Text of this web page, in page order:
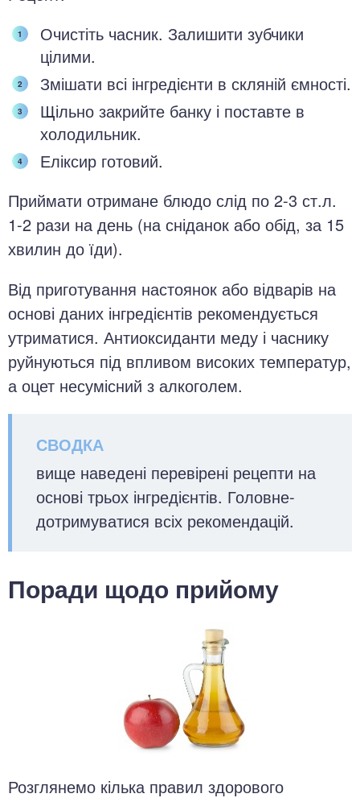
Очистіть часник. Залишити зубчики
цілими.
Змішати всі інгредієнти в скляній ємності.
Щільно закрийте банку і поставте в
холодильник.
Еліксир готовий.
Приймати отримане блюдо слід по 2-3 ст.л.
1-2 рази на день (на сніданок або обід, за 15
хвилин до їди).
Від приготування настоянок або відварів на
основі даних інгредієнтів рекомендується
утриматися. Антиоксиданти меду і часнику
руйнуються під впливом високих температур,
а оцет несумісний з алкоголем.
вище наведені перевірені рецепти на
основі трьох інгредієнтів. Головне-
дотримуватися всіх рекомендацій.
Поради щодо прийому
Розглянемо кілька правил здорового